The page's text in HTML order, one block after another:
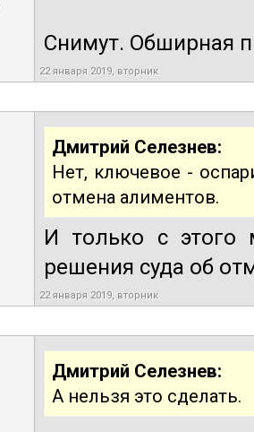
Снимут. Обширная
22 января 2019, вторник
Дмитрий Селезнев:
Нет, ключевое -
отмена алиментов.
И только с этого
решения суда об
22 января 2019, вторник
Дмитрий Селезнев:
А нельзя это сделать.